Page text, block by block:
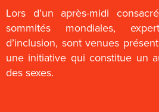
Lors d’un après-midi
sommités mondiales,
d’inclusion, sont venues
une initiative qui constitue un
des sexes.